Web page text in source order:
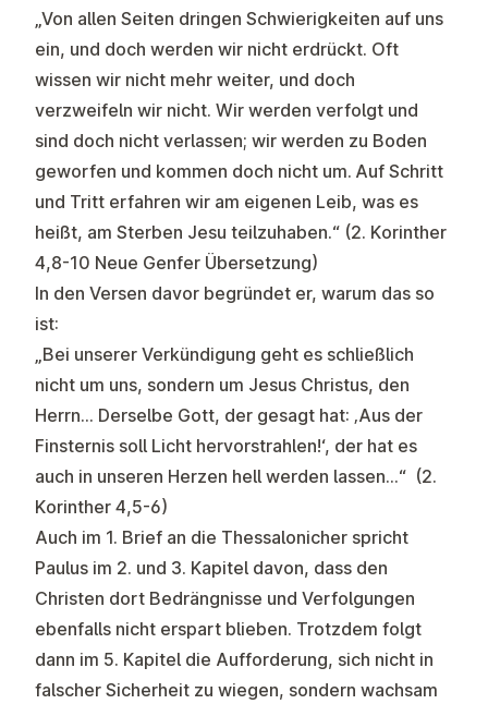
„Von allen Seiten dringen Schwierigkeiten auf uns
ein, und doch werden wir nicht erdrückt. Oft
wissen wir nicht mehr weiter, und doch
verzweifeln wir nicht. Wir werden verfolgt und
sind doch nicht verlassen; wir werden zu Boden
geworfen und kommen doch nicht um. Auf Schritt
und Tritt erfahren wir am eigenen Leib, was es
heißt, am Sterben Jesu teilzuhaben.“ (2. Korinther
4,8-10 Neue Genfer Übersetzung)
In den Versen davor begründet er, warum das so
ist:
„Bei unserer Verkündigung geht es schließlich
nicht um uns, sondern um Jesus Christus, den
Herrn… Derselbe Gott, der gesagt hat: ‚Aus der
Finsternis soll Licht hervorstrahlen!‘, der hat es
auch in unseren Herzen hell werden lassen...“ (2.
Korinther 4,5-6)
Auch im 1. Brief an die Thessalonicher spricht
Paulus im 2. und 3. Kapitel davon, dass den
Christen dort Bedrängnisse und Verfolgungen
ebenfalls nicht erspart blieben. Trotzdem folgt
dann im 5. Kapitel die Aufforderung, sich nicht in
falscher Sicherheit zu wiegen, sondern wachsam